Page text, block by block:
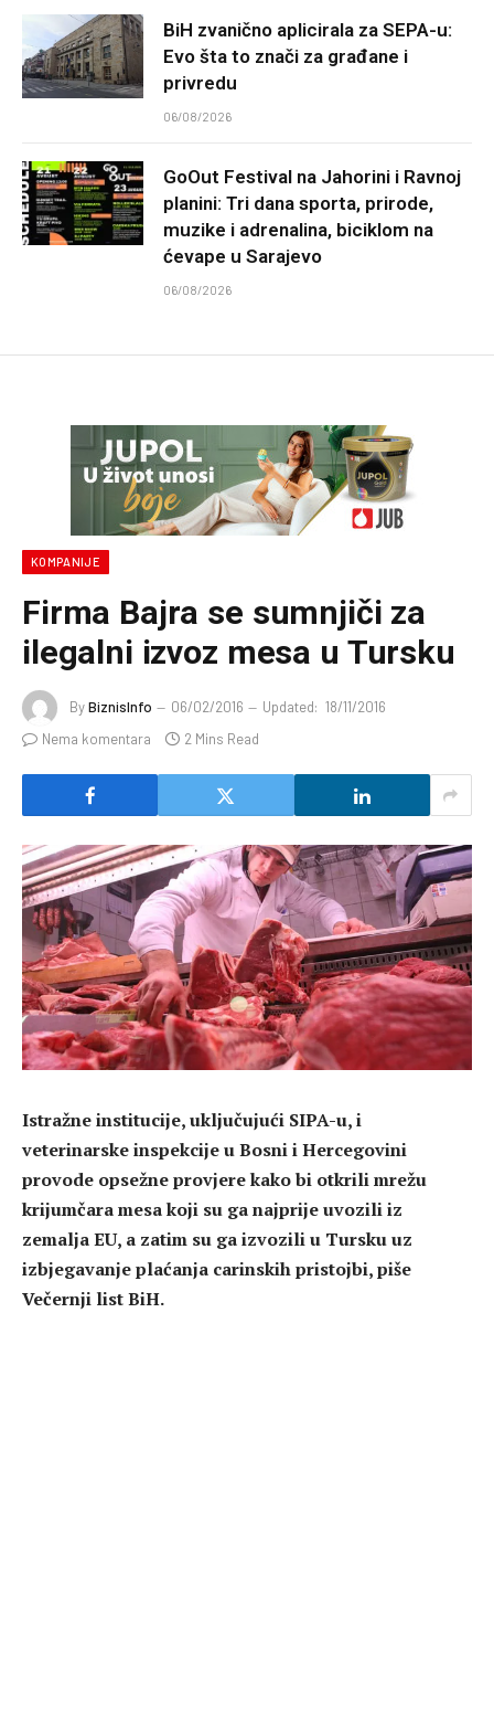
BiH zvanično aplicirala za SEPA-u:
Evo šta to znači za građane i
privredu
06/08/2026
GoOut Festival na Jahorini i Ravnoj
planini: Tri dana sporta, prirode,
muzike i adrenalina, biciklom na
ćevape u Sarajevo
06/08/2026
KOMPANIJE
Firma Bajra se sumnjiči za
ilegalni izvoz mesa u Tursku
ByBiznisInfo 06/02/2016 Updated: 18/11/2016
Nema komentara
2 Mins Read
Istražne institucije, uključujući SIPA-u, i
veterinarske inspekcije u Bosni i Hercegovini
provode opsežne provjere kako bi otkrili mrežu
krijumčara mesa koji su ga najprije uvozili iz
zemalja EU, a zatim su ga izvozili u Tursku uz
izbjegavanje plaćanja carinskih pristojbi, piše
Večernji list BiH.